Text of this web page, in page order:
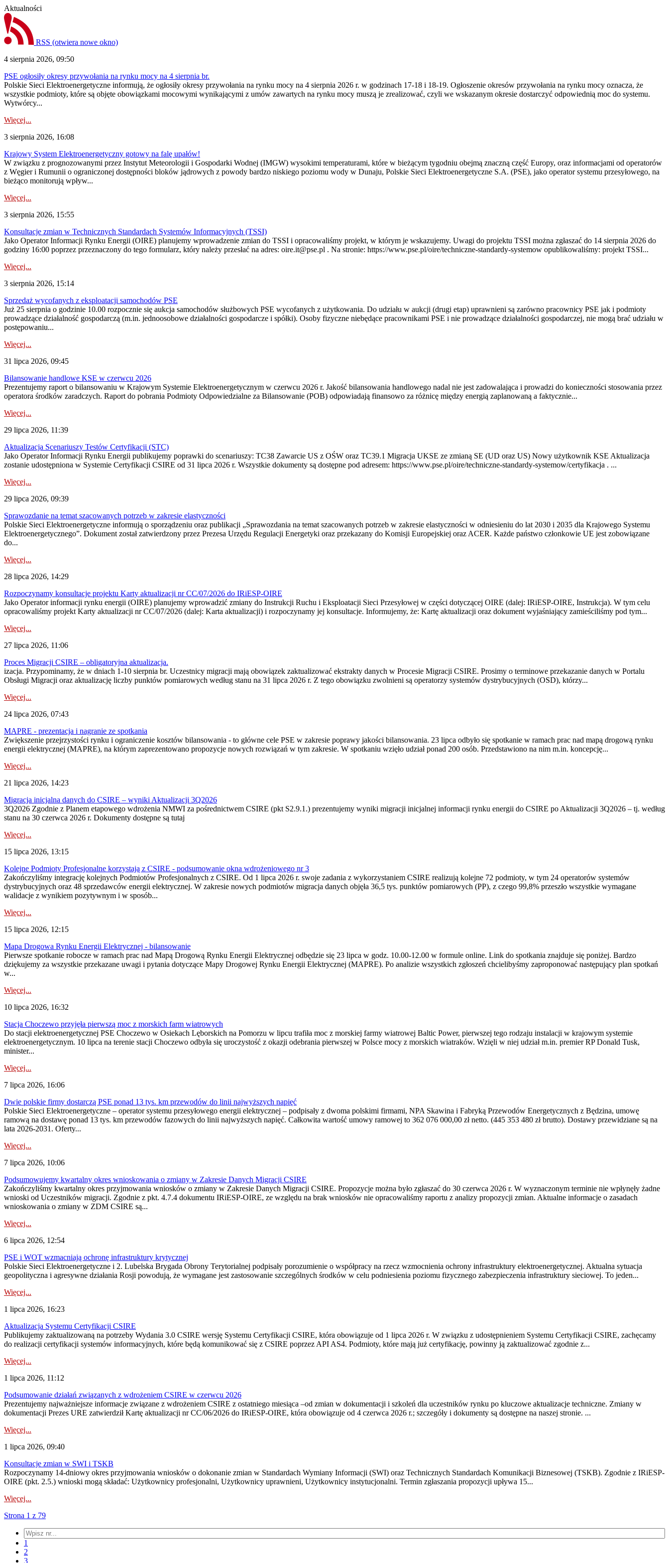
Aktualności
RSS (otwiera nowe okno)
4 sierpnia 2026, 09:50
PSE ogłosiły okresy przywołania na rynku mocy na 4 sierpnia br.
Polskie Sieci Elektroenergetyczne informują, że ogłosiły okresy przywołania na rynku mocy na 4 sierpnia 2026 r. w godzinach 17-18 i 18-19. Ogłoszenie okresów przywołania na rynku mocy oznacza, że
wszystkie podmioty, które są objęte obowiązkami mocowymi wynikającymi z umów zawartych na rynku mocy muszą je zrealizować, czyli we wskazanym okresie dostarczyć odpowiednią moc do systemu.
Wytwórcy...
Więcej...
3 sierpnia 2026, 16:08
Krajowy System Elektroenergetyczny gotowy na falę upałów!
W związku z prognozowanymi przez Instytut Meteorologii i Gospodarki Wodnej (IMGW) wysokimi temperaturami, które w bieżącym tygodniu obejmą znaczną część Europy, oraz informacjami od operatorów
z Węgier i Rumunii o ograniczonej dostępności bloków jądrowych z powody bardzo niskiego poziomu wody w Dunaju, Polskie Sieci Elektroenergetyczne S.A. (PSE), jako operator systemu przesyłowego, na
bieżąco monitorują wpływ...
Więcej...
3 sierpnia 2026, 15:55
Konsultacje zmian w Technicznych Standardach Systemów Informacyjnych (TSSI)
Jako Operator Informacji Rynku Energii (OIRE) planujemy wprowadzenie zmian do TSSI i opracowaliśmy projekt, w którym je wskazujemy. Uwagi do projektu TSSI można zgłaszać do 14 sierpnia 2026 do
godziny 16:00 poprzez przeznaczony do tego formularz, który należy przesłać na adres: oire.it@pse.pl . Na stronie: https://www.pse.pl/oire/techniczne-standardy-systemow opublikowaliśmy: projekt TSSI...
Więcej...
3 sierpnia 2026, 15:14
Sprzedaż wycofanych z eksploatacji samochodów PSE
Już 25 sierpnia o godzinie 10.00 rozpocznie się aukcja samochodów służbowych PSE wycofanych z użytkowania. Do udziału w aukcji (drugi etap) uprawnieni są zarówno pracownicy PSE jak i podmioty
prowadzące działalność gospodarczą (m.in. jednoosobowe działalności gospodarcze i spółki). Osoby fizyczne niebędące pracownikami PSE i nie prowadzące działalności gospodarczej, nie mogą brać udziału w
postępowaniu...
Więcej...
31 lipca 2026, 09:45
Bilansowanie handlowe KSE w czerwcu 2026
Prezentujemy raport o bilansowaniu w Krajowym Systemie Elektroenergetycznym w czerwcu 2026 r. Jakość bilansowania handlowego nadal nie jest zadowalająca i prowadzi do konieczności stosowania przez
operatora środków zaradczych. Raport do pobrania Podmioty Odpowiedzialne za Bilansowanie (POB) odpowiadają finansowo za różnicę między energią zaplanowaną a faktycznie...
Więcej...
29 lipca 2026, 11:39
Aktualizacja Scenariuszy Testów Certyfikacji (STC)
Jako Operator Informacji Rynku Energii publikujemy poprawki do scenariuszy: TC38 Zawarcie US z OŚW oraz TC39.1 Migracja UKSE ze zmianą SE (UD oraz US) Nowy użytkownik KSE Aktualizacja
zostanie udostępniona w Systemie Certyfikacji CSIRE od 31 lipca 2026 r. Wszystkie dokumenty są dostępne pod adresem: https://www.pse.pl/oire/techniczne-standardy-systemow/certyfikacja . ...
Więcej...
29 lipca 2026, 09:39
Sprawozdanie na temat szacowanych potrzeb w zakresie elastyczności
Polskie Sieci Elektroenergetyczne informują o sporządzeniu oraz publikacji „Sprawozdania na temat szacowanych potrzeb w zakresie elastyczności w odniesieniu do lat 2030 i 2035 dla Krajowego Systemu
Elektroenergetycznego”. Dokument został zatwierdzony przez Prezesa Urzędu Regulacji Energetyki oraz przekazany do Komisji Europejskiej oraz ACER. Każde państwo członkowie UE jest zobowiązane
do...
Więcej...
28 lipca 2026, 14:29
Rozpoczynamy konsultacje projektu Karty aktualizacji nr CC/07/2026 do IRiESP-OIRE
Jako Operator informacji rynku energii (OIRE) planujemy wprowadzić zmiany do Instrukcji Ruchu i Eksploatacji Sieci Przesyłowej w części dotyczącej OIRE (dalej: IRiESP-OIRE, Instrukcja). W tym celu
opracowaliśmy projekt Karty aktualizacji nr CC/07/2026 (dalej: Karta aktualizacji) i rozpoczynamy jej konsultacje. Informujemy, że: Kartę aktualizacji oraz dokument wyjaśniający zamieściliśmy pod tym...
Więcej...
27 lipca 2026, 11:06
Proces Migracji CSIRE – obligatoryjna aktualizacja.
izacja. Przypominamy, że w dniach 1-10 sierpnia br. Uczestnicy migracji mają obowiązek zaktualizować ekstrakty danych w Procesie Migracji CSIRE. Prosimy o terminowe przekazanie danych w Portalu
Obsługi Migracji oraz aktualizację liczby punktów pomiarowych według stanu na 31 lipca 2026 r. Z tego obowiązku zwolnieni są operatorzy systemów dystrybucyjnych (OSD), którzy...
Więcej...
24 lipca 2026, 07:43
MAPRE - prezentacja i nagranie ze spotkania
Zwiększenie przejrzystości rynku i ograniczenie kosztów bilansowania - to główne cele PSE w zakresie poprawy jakości bilansowania. 23 lipca odbyło się spotkanie w ramach prac nad mapą drogową rynku
energii elektrycznej (MAPRE), na którym zaprezentowano propozycje nowych rozwiązań w tym zakresie. W spotkaniu wzięło udział ponad 200 osób. Przedstawiono na nim m.in. koncepcję...
Więcej...
21 lipca 2026, 14:23
Migracja inicjalna danych do CSIRE – wyniki Aktualizacji 3Q2026
3Q2026 Zgodnie z Planem etapowego wdrożenia NMWI za pośrednictwem CSIRE (pkt S2.9.1.) prezentujemy wyniki migracji inicjalnej informacji rynku energii do CSIRE po Aktualizacji 3Q2026 – tj. według
stanu na 30 czerwca 2026 r. Dokumenty dostępne są tutaj
Więcej...
15 lipca 2026, 13:15
Kolejne Podmioty Profesjonalne korzystają z CSIRE - podsumowanie okna wdrożeniowego nr 3
Zakończyliśmy integrację kolejnych Podmiotów Profesjonalnych z CSIRE. Od 1 lipca 2026 r. swoje zadania z wykorzystaniem CSIRE realizują kolejne 72 podmioty, w tym 24 operatorów systemów
dystrybucyjnych oraz 48 sprzedawców energii elektrycznej. W zakresie nowych podmiotów migracja danych objęła 36,5 tys. punktów pomiarowych (PP), z czego 99,8% przeszło wszystkie wymagane
walidacje z wynikiem pozytywnym i w sposób...
Więcej...
15 lipca 2026, 12:15
Mapa Drogowa Rynku Energii Elektrycznej - bilansowanie
Pierwsze spotkanie robocze w ramach prac nad Mapą Drogową Rynku Energii Elektrycznej odbędzie się 23 lipca w godz. 10.00-12.00 w formule online. Link do spotkania znajduje się poniżej. Bardzo
dziękujemy za wszystkie przekazane uwagi i pytania dotyczące Mapy Drogowej Rynku Energii Elektrycznej (MAPRE). Po analizie wszystkich zgłoszeń chcielibyśmy zaproponować następujący plan spotkań
w...
Więcej...
10 lipca 2026, 16:32
Stacja Choczewo przyjęła pierwszą moc z morskich farm wiatrowych
Do stacji elektroenergetycznej PSE Choczewo w Osiekach Lęborskich na Pomorzu w lipcu trafiła moc z morskiej farmy wiatrowej Baltic Power, pierwszej tego rodzaju instalacji w krajowym systemie
elektroenergetycznym. 10 lipca na terenie stacji Choczewo odbyła się uroczystość z okazji odebrania pierwszej w Polsce mocy z morskich wiatraków. Wzięli w niej udział m.in. premier RP Donald Tusk,
minister...
Więcej...
7 lipca 2026, 16:06
Dwie polskie firmy dostarczą PSE ponad 13 tys. km przewodów do linii najwyższych napięć
Polskie Sieci Elektroenergetyczne – operator systemu przesyłowego energii elektrycznej – podpisały z dwoma polskimi firmami, NPA Skawina i Fabryką Przewodów Energetycznych z Będzina, umowę
ramową na dostawę ponad 13 tys. km przewodów fazowych do linii najwyższych napięć. Całkowita wartość umowy ramowej to 362 076 000,00 zł netto. (445 353 480 zł brutto). Dostawy przewidziane są na
lata 2026-2031. Oferty...
Więcej...
7 lipca 2026, 10:06
Podsumowujemy kwartalny okres wnioskowania o zmiany w Zakresie Danych Migracji CSIRE
Zakończyliśmy kwartalny okres przyjmowania wniosków o zmiany w Zakresie Danych Migracji CSIRE. Propozycje można było zgłaszać do 30 czerwca 2026 r. W wyznaczonym terminie nie wpłynęły żadne
wnioski od Uczestników migracji. Zgodnie z pkt. 4.7.4 dokumentu IRiESP-OIRE, ze względu na brak wniosków nie opracowaliśmy raportu z analizy propozycji zmian. Aktualne informacje o zasadach
wnioskowania o zmiany w ZDM CSIRE są...
Więcej...
6 lipca 2026, 12:54
PSE i WOT wzmacniają ochronę infrastruktury krytycznej
Polskie Sieci Elektroenergetyczne i 2. Lubelska Brygada Obrony Terytorialnej podpisały porozumienie o współpracy na rzecz wzmocnienia ochrony infrastruktury elektroenergetycznej. Aktualna sytuacja
geopolityczna i agresywne działania Rosji powodują, że wymagane jest zastosowanie szczególnych środków w celu podniesienia poziomu fizycznego zabezpieczenia infrastruktury sieciowej. To jeden...
Więcej...
1 lipca 2026, 16:23
Aktualizacja Systemu Certyfikacji CSIRE
Publikujemy zaktualizowaną na potrzeby Wydania 3.0 CSIRE wersję Systemu Certyfikacji CSIRE, która obowiązuje od 1 lipca 2026 r. W związku z udostępnieniem Systemu Certyfikacji CSIRE, zachęcamy
do realizacji certyfikacji systemów informacyjnych, które będą komunikować się z CSIRE poprzez API AS4. Podmioty, które mają już certyfikację, powinny ją zaktualizować zgodnie z...
Więcej...
1 lipca 2026, 11:12
Podsumowanie działań związanych z wdrożeniem CSIRE w czerwcu 2026
Prezentujemy najważniejsze informacje związane z wdrożeniem CSIRE z ostatniego miesiąca –od zmian w dokumentacji i szkoleń dla uczestników rynku po kluczowe aktualizacje techniczne. Zmiany w
dokumentacji Prezes URE zatwierdził Kartę aktualizacji nr CC/06/2026 do IRiESP‑OIRE, która obowiązuje od 4 czerwca 2026 r.; szczegóły i dokumenty są dostępne na naszej stronie. ...
Więcej...
1 lipca 2026, 09:40
Konsultacje zmian w SWI i TSKB
Rozpoczynamy 14-dniowy okres przyjmowania wniosków o dokonanie zmian w Standardach Wymiany Informacji (SWI) oraz Technicznych Standardach Komunikacji Biznesowej (TSKB). Zgodnie z IRiESP-
OIRE (pkt. 2.5.) wnioski mogą składać: Użytkownicy profesjonalni, Użytkownicy uprawnieni, Użytkownicy instytucjonalni. Termin zgłaszania propozycji upływa 15...
Więcej...
Strona 1 z 79
1
2
3